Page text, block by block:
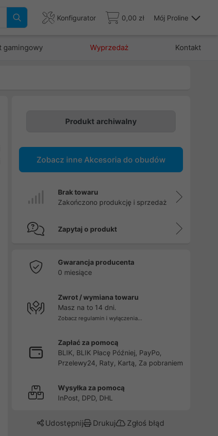
Konfigurator 0,00 zł Mój Proline
gamingowy Wyprzedaż Kontakt
Produkt archiwalny
Zobacz inne Akcesoria do obudów
Brak towaru
Zakończono produkcję i sprzedaż
Zapytaj o produkt
Gwarancja producenta
0 miesiące
Zwrot / wymiana towaru
Masz na to 14 dni.
Zobacz regulamin i wyłączenia...
Zapłać za pomocą
BLIK, BLIK Płacę Później, PayPo,
Przelewy24, Raty, Kartą, Za pobraniem
Wysyłka za pomocą
InPost, DPD, DHL
Udostępnij Drukuj Zgłoś błąd